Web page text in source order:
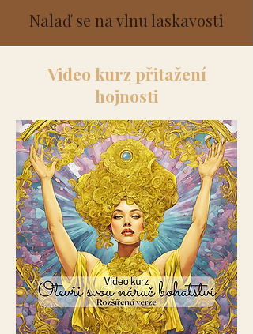
Nalaď se na vlnu laskavosti
Video kurz přitažení
hojnosti